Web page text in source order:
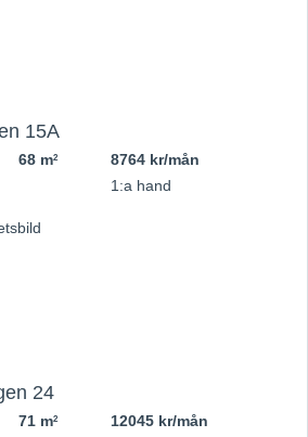
15A
68 m2
8764 kr/mån
1:a hand
24
71 m2
12045 kr/mån